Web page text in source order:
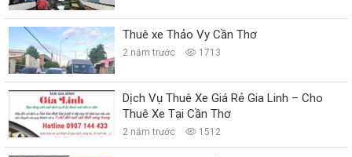
Thuê xe Thảo Vy Cần Thơ
2 năm trước 1713
Dịch Vụ Thuê Xe Giá Rẻ Gia Linh – Cho
Thuê Xe Tại Cần Thơ
2 năm trước 1512